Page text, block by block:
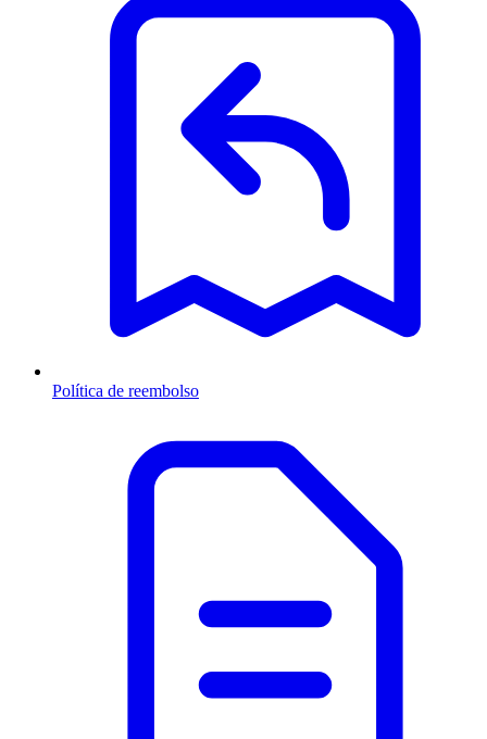
Política de reembolso